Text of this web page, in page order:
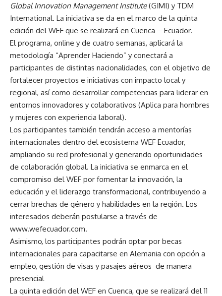
Global Innovation Management Institute(GIMI) y TDM
International. La iniciativa se da en el marco de la quinta
edición del WEF que se realizará en Cuenca – Ecuador.
El programa, online y de cuatro semanas, aplicará la
metodología “Aprender Haciendo” y conectará a
participantes de distintas nacionalidades, con el objetivo de
fortalecer proyectos e iniciativas con impacto local y
regional, así como desarrollar competencias para liderar en
entornos innovadores y colaborativos (Aplica para hombres
y mujeres con experiencia laboral).
Los participantes también tendrán acceso a mentorías
internacionales dentro del ecosistema WEF Ecuador,
ampliando su red profesional y generando oportunidades
de colaboración global. La iniciativa se enmarca en el
compromiso del WEF por fomentar la innovación, la
educación y el liderazgo transformacional, contribuyendo a
cerrar brechas de género y habilidades en la región. Los
interesados deberán postularse a través de
www.wefecuador.com.
Asimismo, los participantes podrán optar por becas
internacionales para capacitarse en Alemania con opción a
empleo, gestión de visas y pasajes aéreos de manera
presencial
La quinta edición del WEF en Cuenca, que se realizará del 11